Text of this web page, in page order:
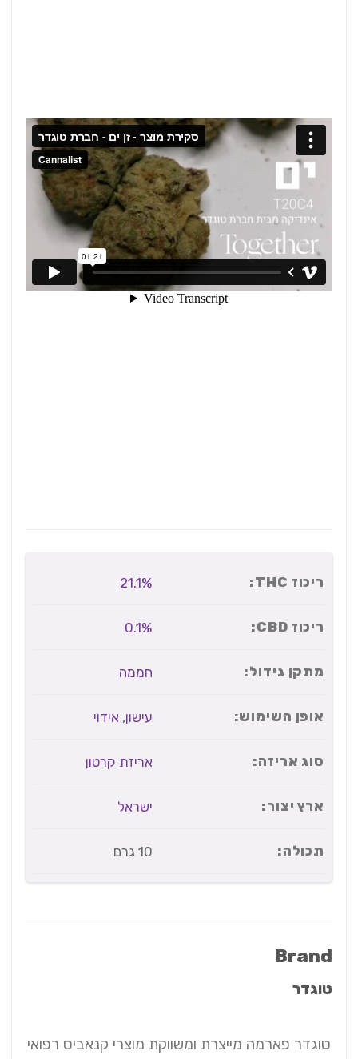
ריכוז THC: 21.1%
ריכוז CBD: 0.1%
מתקן גידול: חממה
אופן השימוש: עישון,אידוי
סוג אריזה: אריזת קרטון
ארץ יצור: ישראל
תכולה: 10 גרם
Brand
טוגדר
טוגדר פארמה מייצרת ומשווקת מוצרי קנאביס רפואי